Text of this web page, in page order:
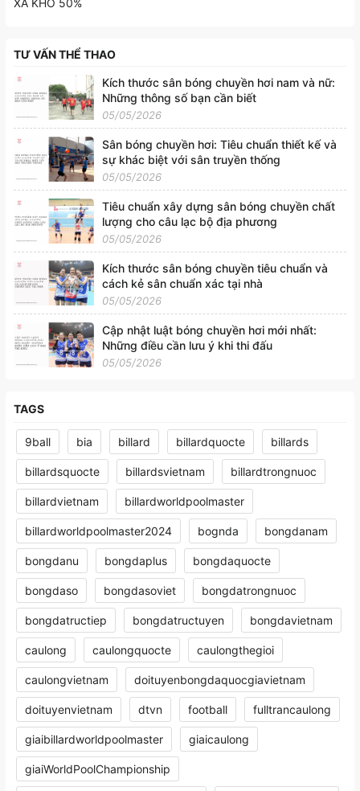
TƯ VẤN THỂ THAO
Kích thước sân bóng chuyền hơi nam và nữ:
Những thông số bạn cần biết
05/05/2026
Sân bóng chuyền hơi: Tiêu chuẩn thiết kế và
sự khác biệt với sân truyền thống
05/05/2026
Tiêu chuẩn xây dựng sân bóng chuyền chất
lượng cho câu lạc bộ địa phương
05/05/2026
Kích thước sân bóng chuyền tiêu chuẩn và
cách kẻ sân chuẩn xác tại nhà
05/05/2026
Cập nhật luật bóng chuyền hơi mới nhất:
Những điều cần lưu ý khi thi đấu
05/05/2026
TAGS
9ball bia billard billardquocte billards
billardsquocte billardsvietnam billardtrongnuoc
billardvietnam billardworldpoolmaster
billardworldpoolmaster2024 bognda bongdanam
bongdanu bongdaplus bongdaquocte
bongdaso bongdasoviet bongdatrongnuoc
bongdatructiep bongdatructuyen bongdavietnam
caulong caulongquocte caulongthegioi
caulongvietnam doituyenbongdaquocgiavietnam
doituyenvietnam dtvn football fulltrancaulong
giaibillardworldpoolmaster giaicaulong
giaiWorldPoolChampionship